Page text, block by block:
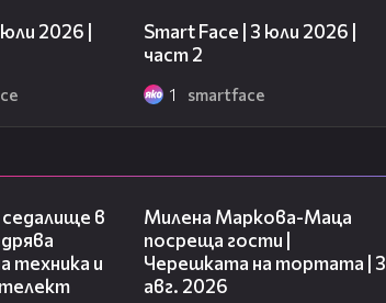
2026 |
Smart Face | 3 юли 2026 |
част 2
1 smartface
в
техника и
Милена Маркова-Маца
посреща гости |
Черешката на тортата | 3
авг. 2026